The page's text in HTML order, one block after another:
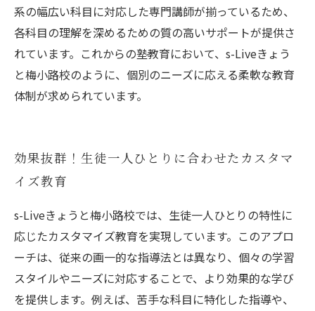
系の幅広い科目に対応した専門講師が揃っているため、
各科目の理解を深めるための質の高いサポートが提供さ
れています。これからの塾教育において、s-Liveきょう
と梅小路校のように、個別のニーズに応える柔軟な教育
体制が求められています。
効果抜群！生徒一人ひとりに合わせたカスタマ
イズ教育
s-Liveきょうと梅小路校では、生徒一人ひとりの特性に
応じたカスタマイズ教育を実現しています。このアプロ
ーチは、従来の画一的な指導法とは異なり、個々の学習
スタイルやニーズに対応することで、より効果的な学び
を提供します。例えば、苦手な科目に特化した指導や、